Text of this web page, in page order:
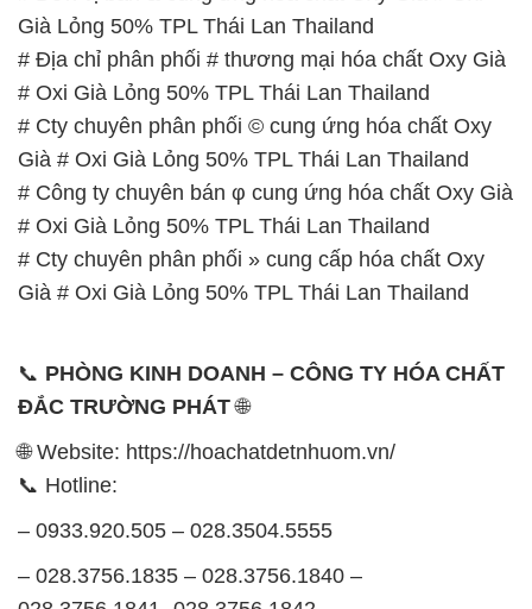
Già # Oxi Già Lỏng 50% TPL Thái Lan Thailand
# Công ty chuyên bán φ cung ứng hóa chất Oxy Già
# Oxi Già Lỏng 50% TPL Thái Lan Thailand
# Cty chuyên phân phối » cung cấp hóa chất Oxy
Già # Oxi Già Lỏng 50% TPL Thái Lan Thailand
📞PHÒNG KINH DOANH – CÔNG TY HÓA CHẤT
ĐẮC TRƯỜNG PHÁT🌐
🌐 Website: https://hoachatdetnhuom.vn/
– 0933.920.505 – 028.3504.5555
028.3756.1841- 028.3756.1842
0902.765.866
📧 Email: hoachat@dactruongphat.vn